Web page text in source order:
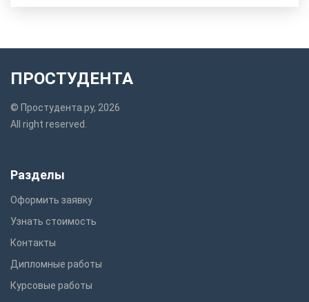
ПРОСТУДЕНТА
© Простудента.ру, 2026
All right reserved.
Разделы
Оформить заявку
Узнать стоимость
Контакты
Дипломные работы
Курсовые работы